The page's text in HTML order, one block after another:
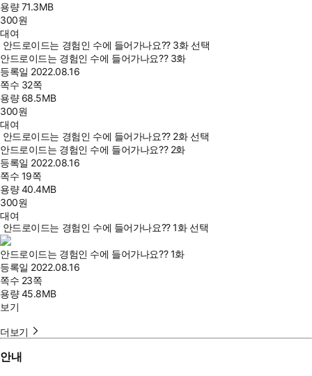
용량71.3MB
300원
대여
안드로이드는 경험인 수에 들어가나요?? 3화 선택
안드로이드는 경험인 수에 들어가나요?? 3화
등록일 2022.08.16
쪽수 32쪽
용량 68.5MB
300원
대여
안드로이드는 경험인 수에 들어가나요?? 2화 선택
안드로이드는 경험인 수에 들어가나요?? 2화
등록일 2022.08.16
쪽수 19쪽
용량40.4MB
300원
대여
안드로이드는 경험인 수에 들어가나요?? 1화 선택
안드로이드는 경험인 수에 들어가나요?? 1화
등록일 2022.08.16
쪽수 23쪽
용량45.8MB
보기
더보기
안내